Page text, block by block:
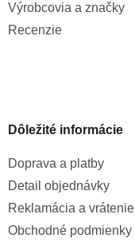
Výrobcovia a značky
Recenzie
Dôležité informácie
Doprava a platby
Detail objednávky
Reklamácia a vrátenie
Obchodné podmienky